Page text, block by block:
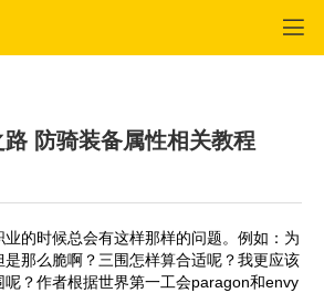
防骑装备属性相关教程
的时候总会有这样那样的问题。例如：为
那么脆啊？三围怎样算合适呢？我更应该
？作者根据世界第一工会paragon和envy